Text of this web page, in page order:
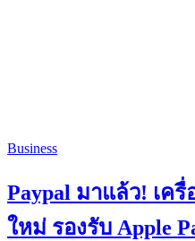
Business
Paypal มาแล้ว! เค
ใหม่ รองรับ Apple